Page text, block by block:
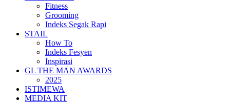
Fitness
Grooming
Indeks Segak Rapi
STAIL
How To
Indeks Fesyen
Inspirasi
GL THE MAN AWARDS
2025
ISTIMEWA
MEDIA KIT